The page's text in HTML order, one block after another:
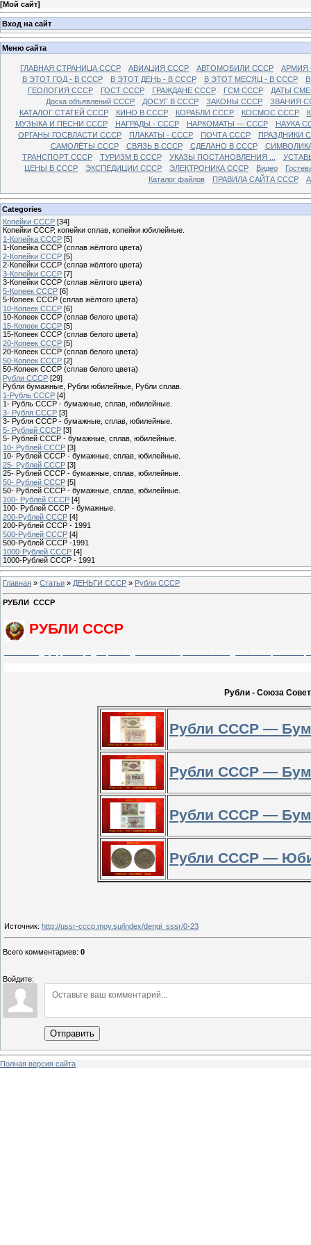
[Мой сайт]
Вход на сайт
Меню сайта
ГЛАВНАЯ СТРАНИЦА СССР АВИАЦИЯ СССР АВТОМОБИЛИ СССР
АРМИЯ
В ЭТОТ ГОД - В СССР
В ЭТОТ ДЕНЬ - В СССР В ЭТОТ МЕСЯЦ - В СССР
ГЕОЛОГИЯ СССР
ГОСТ СССР ГРАЖДАНЕ СССР ГСМ СССР
ДАТЫ
Доска объявлений СССР
ДОСУГ В СССР ЗАКОНЫ СССР
ЗВАНИЯ
КАТАЛОГ СТАТЕЙ СССР
КИНО В СССР КОРАБЛИ СССР КОСМОС СССР
МУЗЫКА И ПЕСНИ СССР
НАГРАДЫ - СССР НАРКОМАТЫ — СССР
НАУКА
ОРГАНЫ ГОСВЛАСТИ СССР
ПЛАКАТЫ - СССР ПОЧТА СССР
ПРАЗДНИКИ
САМОЛЁТЫ СССР
СВЯЗЬ В СССР СДЕЛАНО В СССР
ТРАНСПОРТ СССР
ТУРИЗМ В СССР УКАЗЫ ПОСТАНОВЛЕНИЯ ...
ЦЕНЫ В СССР
ЭКСПЕДИЦИИ СССР ЭЛЕКТРОНИКА СССР Видео
Каталог файлов
ПРАВИЛА САЙТА СССР
Categories
Копейки СССР [34]
Копейки СССР, копейки сплав, копейки юбилейные.
1-Копейка СССР [5]
1-Копейка СССР (сплав жёлтого цвета)
2-Копейки СССР [5]
2-Копейки СССР (сплав жёлтого цвета)
3-Копейки СССР [7]
3-Копейки СССР (сплав жёлтого цвета)
5-Копеек СССР [6]
5-Копеек СССР (сплав жёлтого цвета)
10-Копеек СССР [6]
10-Копеек СССР (сплав белого цвета)
15-Копеек СССР [5]
15-Копеек СССР (сплав белого цвета)
20-Копеек СССР [5]
20-Копеек СССР (сплав белого цвета)
50-Копеек СССР [2]
50-Копеек СССР (сплав белого цвета)
Рубли СССР [29]
Рубли бумажные, Рубли юбилейные, Рубли сплав.
1-Рубль СССР [4]
1- Рубль СССР - бумажные, сплав, юбилейные.
3- Рубля СССР [3]
3- Рубля СССР - бумажные, сплав, юбилейные.
5- Рублей СССР [3]
5- Рублей СССР - бумажные, сплав, юбилейные.
10- Рублей СССР [3]
10- Рублей СССР - бумажные, сплав, юбилейные.
25- Рублей СССР [3]
25- Рублей СССР - бумажные, сплав, юбилейные.
50- Рублей СССР [5]
50- Рублей СССР - бумажные, сплав, юбилейные.
100- Рублей СССР [4]
100- Рублей СССР - бумажные.
200-Рублей СССР [4]
200-Рублей СССР - 1991
500-Рублей СССР [4]
500-Рублей СССР -1991
1000-Рублей СССР [4]
1000-Рублей СССР - 1991
Главная » Статьи » ДЕНЬГИ СССР » Рубли СССР
РУБЛИ СССР
РУБЛИ СССР
Рубли - Союза
Рубли СССР —
Рубли СССР —
Рубли СССР —
Рубли СССР —
Источник: http://ussr-cccp.moy.su/index/dengi_sssr/0-23
Всего комментариев: 0
Войдите:
Отправить
Полная версия сайта